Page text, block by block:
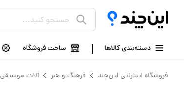
دسته‌بندی کالاها ساخت فروشگاه
فروشگاه اینترنتی این‌چند فرهنگ و هنر آلات موسیقی